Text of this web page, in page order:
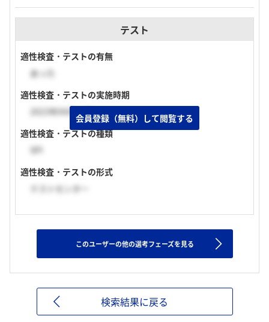
テスト
適性検査・テストの有無
あった
適性検査・テストの実施時期
2023年04月上旬
適性検査・テストの種類
SPI
適性検査・テストの形式
テストセンター
会員登録（無料）して閲覧する
このユーザーの他の選考フェーズを見る
検索結果に戻る